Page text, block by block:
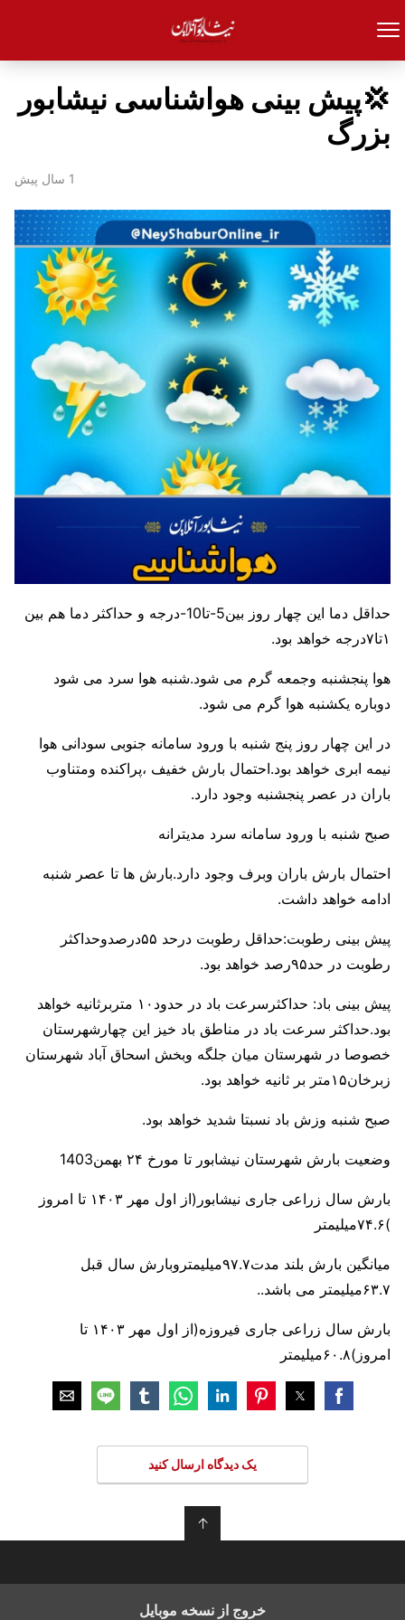
💢پیش بینی هواشناسی نیشابور
بزرگ
1 سال پیش
حداقل دما این چهار روز بین5-تا10-درجه و حداکثر دما هم بین
۱تا۷درجه خواهد بود.
هوا پنجشنبه وجمعه گرم می شود.شنبه هوا سرد می شود
دوباره یکشنبه هوا گرم می شود.
در این چهار روز پنج شنبه با ورود سامانه جنوبی سودانی هوا
نیمه ابری خواهد بود.احتمال بارش خفیف ،پراکنده ومتناوب
باران در عصر پنجشنبه وجود دارد.
صبح شنبه با ورود سامانه سرد مدیترانه
احتمال بارش باران وبرف وجود دارد.بارش ها تا عصر شنبه
ادامه خواهد داشت.
پیش بینی رطوبت:حداقل رطوبت درحد ۵۵درصدوحداکثر
رطوبت در حد۹۵رصد خواهد بود.
پیش بینی باد: حداکثرسرعت باد در حدود۱۰ متربرثانیه خواهد
بود.حداکثر سرعت باد در مناطق باد خیز این چهارشهرستان
خصوصا در شهرستان میان جلگه وبخش اسحاق آباد شهرستان
زبرخان۱۵متر بر ثانیه خواهد بود.
صبح شنبه وزش باد نسبتا شدید خواهد بود.
وضعیت بارش شهرستان نیشابور تا مورخ ۲۴ بهمن1403
بارش سال زراعی جاری نیشابور(از اول مهر ۱۴۰۳ تا امروز
)۷۴.۶میلیمتر
میانگین بارش بلند مدت۹۷.۷میلیمتروبارش سال قبل
۶۳.۷میلیمتر می باشد..
بارش سال زراعی جاری فیروزه(از اول مهر ۱۴۰۳ تا
امروز)۶۰.۸میلیمتر
یک دیدگاه ارسال کنید
↑
خروج از نسخه موبایل